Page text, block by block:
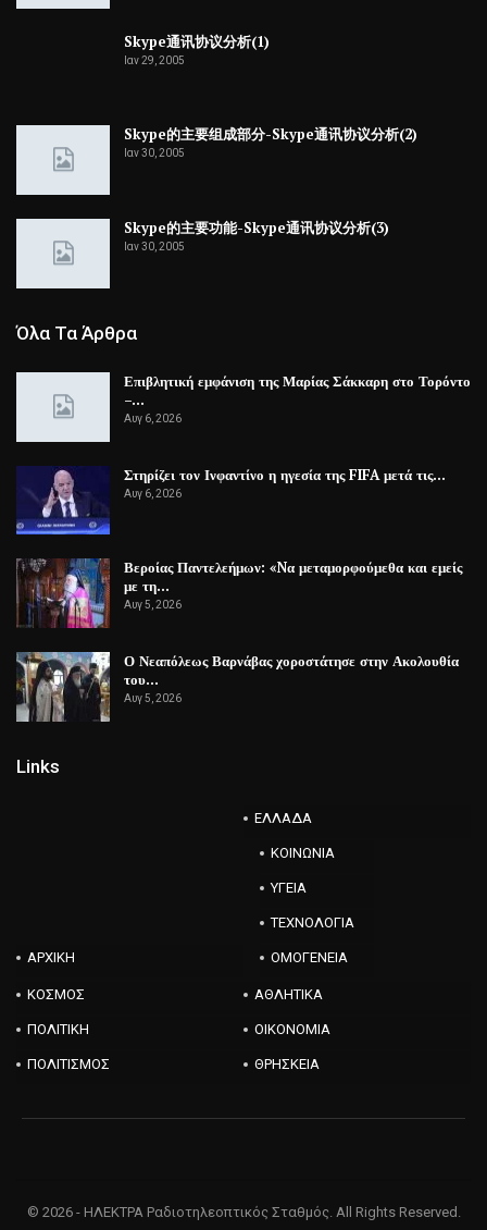
Skype通讯协议分析(1)
Ιαν 29, 2005
Skype的主要组成部分-Skype通讯协议分析(2)
Ιαν 30, 2005
Skype的主要功能-Skype通讯协议分析(3)
Ιαν 30, 2005
Όλα Τα Άρθρα
Επιβλητική εμφάνιση της Μαρίας Σάκκαρη στο Τορόντο
–…
Αυγ 6, 2026
Στηρίζει τον Ινφαντίνο η ηγεσία της FIFA μετά τις…
Αυγ 6, 2026
Βεροίας Παντελεήμων: «Nα μεταμορφούμεθα και εμείς
με τη…
Αυγ 5, 2026
Ο Νεαπόλεως Βαρνάβας χοροστάτησε στην Ακολουθία
του…
Αυγ 5, 2026
Links
ΑΡΧΙΚΗ
ΕΛΛΑΔΑ
ΚΟΙΝΩΝΙΑ
ΥΓΕΙΑ
ΤΕΧΝΟΛΟΓΙΑ
ΟΜΟΓΕΝΕΙΑ
ΚΟΣΜΟΣ ΑΘΛΗΤΙΚΑ
ΠΟΛΙΤΙΚΗ ΟΙΚΟΝΟΜΙΑ
ΠΟΛΙΤΙΣΜΟΣ ΘΡΗΣΚΕΙΑ
© 2026 - ΗΛΕΚΤΡΑ Ραδιοτηλεοπτικός Σταθμός. All Rights Reserved.